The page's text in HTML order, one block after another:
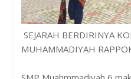
SEJARAH BERDIRINYA
MUHAMMADIYAH